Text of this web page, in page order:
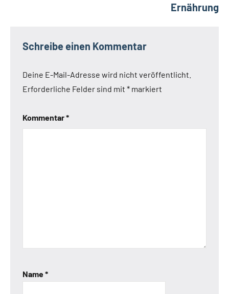
Ernährung
Schreibe einen Kommentar
Deine E-Mail-Adresse wird nicht veröffentlicht.
Erforderliche Felder sind mit * markiert
Kommentar*
Name*